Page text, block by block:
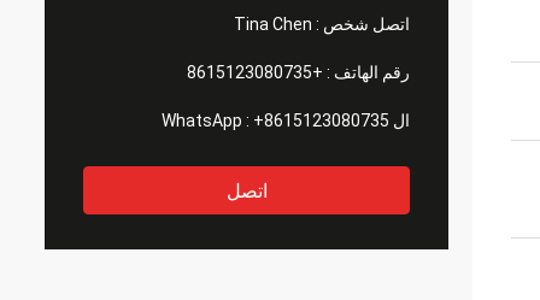
اتصل شخص : Tina Chen
رقم الهاتف : +8615123080735
ال WhatsApp : +8615123080735
اتصل